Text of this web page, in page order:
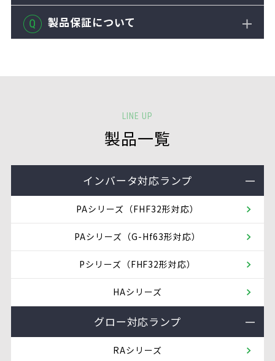
製品保証について
LINE UP
製品一覧
インバータ対応ランプ
PAシリーズ（FHF32形対応）
PAシリーズ（G-Hf63形対応）
Pシリーズ（FHF32形対応）
HAシリーズ
グロー対応ランプ
RAシリーズ